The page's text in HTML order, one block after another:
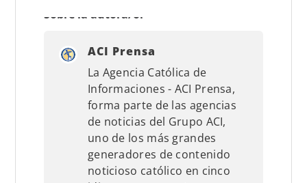
Sobre la autora/or
ACI Prensa
La Agencia Católica de
Informaciones - ACI Prensa,
forma parte de las agencias
de noticias del Grupo ACI,
uno de los más grandes
generadores de contenido
noticioso católico en cinco